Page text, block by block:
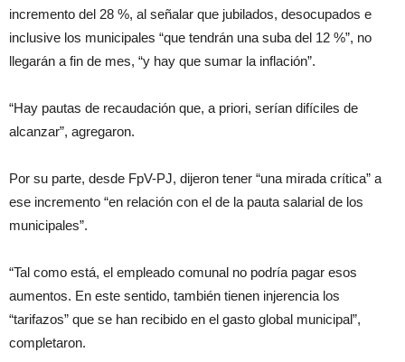
incremento del 28 %, al señalar que jubilados, desocupados e
inclusive los municipales “que tendrán una suba del 12 %”, no
llegarán a fin de mes, “y hay que sumar la inflación”.
“Hay pautas de recaudación que, a priori, serían difíciles de
alcanzar”, agregaron.
Por su parte, desde FpV-PJ, dijeron tener “una mirada crítica” a
ese incremento “en relación con el de la pauta salarial de los
municipales”.
“Tal como está, el empleado comunal no podría pagar esos
aumentos. En este sentido, también tienen injerencia los
“tarifazos” que se han recibido en el gasto global municipal”,
completaron.